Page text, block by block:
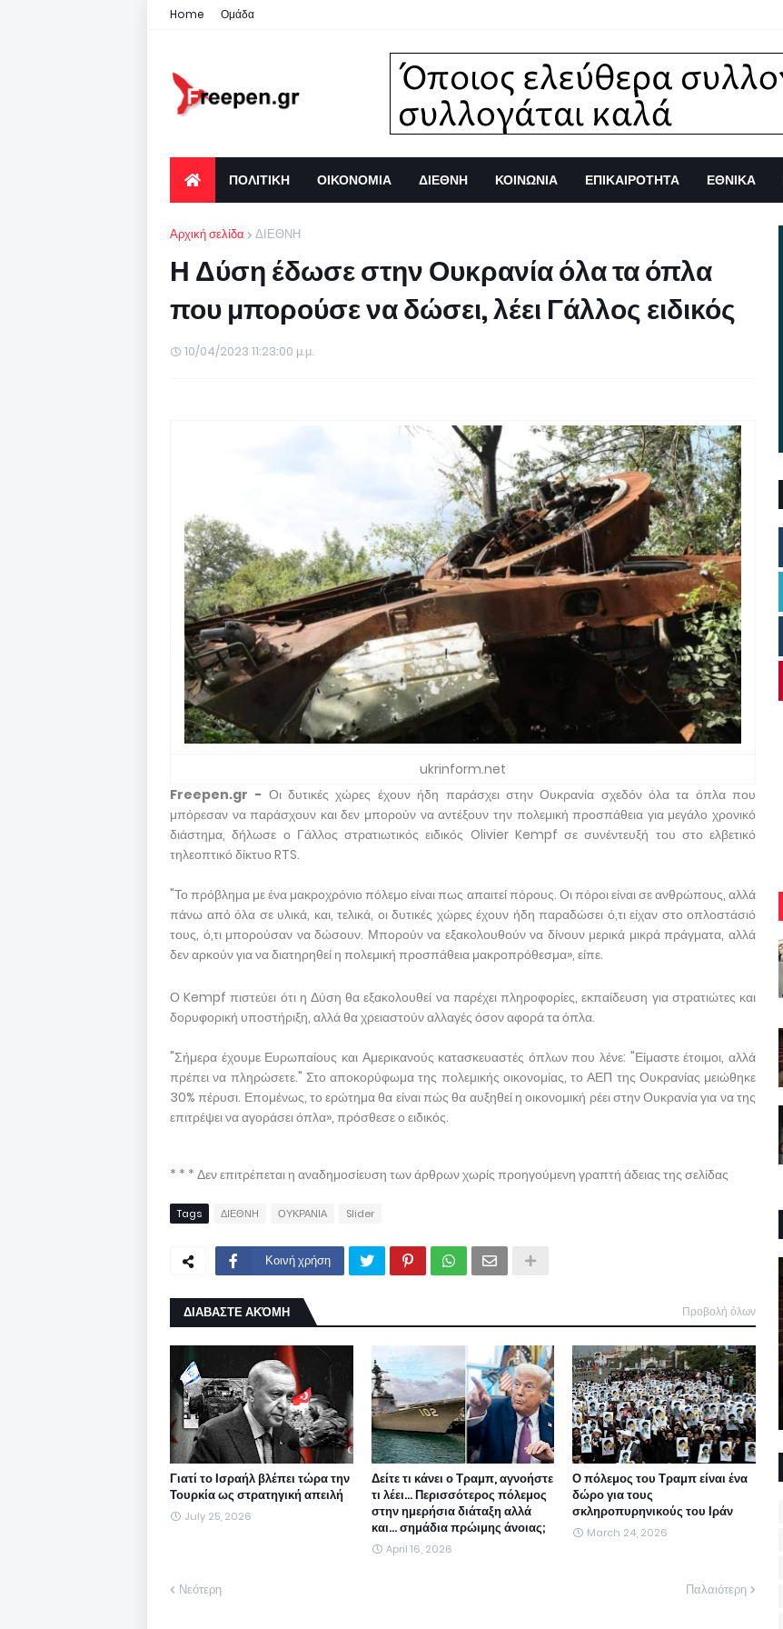
Home Ομάδα
ΠΟΛΙΤΙΚΗ ΟΙΚΟΝΟΜΙΑ ΔΙΕΘΝΗ ΚΟΙΝΩΝΙΑ ΕΠΙΚΑΙΡΟΤΗΤΑ ΕΘΝΙΚΑ
Αρχική σελίδα ΔΙΕΘΝΗ
Η Δύση έδωσε στην Ουκρανία όλα τα όπλα
που μπορούσε να δώσει, λέει Γάλλος ειδικός
10/04/2023 11:23:00 μ.μ.
ukrinform.net
Freepen.gr - Οι δυτικές χώρες έχουν ήδη παράσχει στην Ουκρανία σχεδόν όλα τα όπλα που
μπόρεσαν να παράσχουν και δεν μπορούν να αντέξουν την πολεμική προσπάθεια για μεγάλο χρονικό
διάστημα, δήλωσε ο Γάλλος στρατιωτικός ειδικός Olivier Kempf σε συνέντευξή του στο ελβετικό
τηλεοπτικό δίκτυο RTS.
"Το πρόβλημα με ένα μακροχρόνιο πόλεμο είναι πως απαιτεί πόρους. Οι πόροι είναι σε ανθρώπους, αλλά
πάνω από όλα σε υλικά, και, τελικά, οι δυτικές χώρες έχουν ήδη παραδώσει ό,τι είχαν στο οπλοστάσιό
τους, ό,τι μπορούσαν να δώσουν. Μπορούν να εξακολουθούν να δίνουν μερικά μικρά πράγματα, αλλά
δεν αρκούν για να διατηρηθεί η πολεμική προσπάθεια μακροπρόθεσμα», είπε.
Ο Kempf πιστεύει ότι η Δύση θα εξακολουθεί να παρέχει πληροφορίες, εκπαίδευση για στρατιώτες και
δορυφορική υποστήριξη, αλλά θα χρειαστούν αλλαγές όσον αφορά τα όπλα.
"Σήμερα έχουμε Ευρωπαίους και Αμερικανούς κατασκευαστές όπλων που λένε: "Είμαστε έτοιμοι, αλλά
πρέπει να πληρώσετε." Στο αποκορύφωμα της πολεμικής οικονομίας, το ΑΕΠ της Ουκρανίας μειώθηκε
30% πέρυσι. Επομένως, το ερώτημα θα είναι πώς θα αυξηθεί η οικονομική ρέει στην Ουκρανία για να της
επιτρέψει να αγοράσει όπλα», πρόσθεσε ο ειδικός.
* * * Δεν επιτρέπεται η αναδημοσίευση των άρθρων χωρίς προηγούμενη γραπτή άδειας της σελίδας
Tags ΔΙΕΘΝΗ ΟΥΚΡΑΝΙΑ Slider
Κοινή χρήση
ΔΙΑΒΑΣΤΕ ΑΚΌΜΗ Προβολή όλων
Γιατί το Ισραήλ βλέπει τώρα την
Τουρκία ως στρατηγική απειλή
July 25, 2026
Δείτε τι κάνει ο Τραμπ, αγνοήστε
τι λέει... Περισσότερος πόλεμος
στην ημερήσια διάταξη αλλά
και... σημάδια πρώιμης άνοιας;
April 16, 2026
Ο πόλεμος του Τραμπ είναι ένα
δώρο για τους
σκληροπυρηνικούς του Ιράν
March 24, 2026
Νεότερη Παλαιότερη